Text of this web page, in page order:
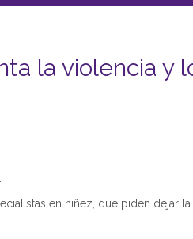
la violencia y
en niñez, que piden dejar